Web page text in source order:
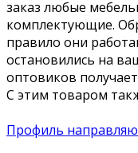
заказ любые
комплектующие.
правило они
остановились на
оптовиков
С этим товаром
Профиль